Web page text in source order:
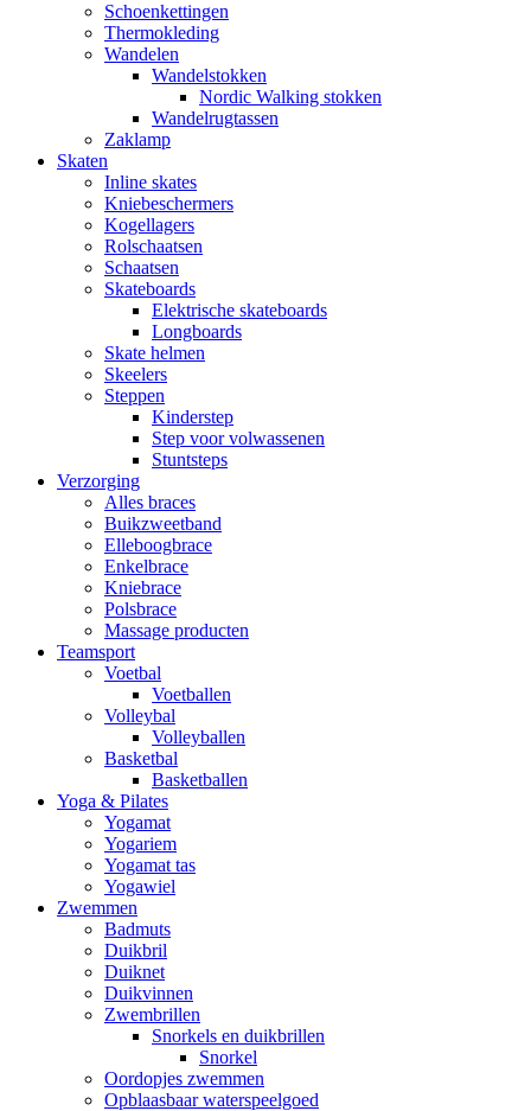
Schoenkettingen
Thermokleding
Wandelen
Wandelstokken
Nordic Walking stokken
Wandelrugtassen
Zaklamp
Skaten
Inline skates
Kniebeschermers
Kogellagers
Rolschaatsen
Schaatsen
Skateboards
Elektrische skateboards
Longboards
Skate helmen
Skeelers
Steppen
Kinderstep
Step voor volwassenen
Stuntsteps
Verzorging
Alles braces
Buikzweetband
Elleboogbrace
Enkelbrace
Kniebrace
Polsbrace
Massage producten
Teamsport
Voetbal
Voetballen
Volleybal
Volleyballen
Basketbal
Basketballen
Yoga & Pilates
Yogamat
Yogariem
Yogamat tas
Yogawiel
Zwemmen
Badmuts
Duikbril
Duiknet
Duikvinnen
Zwembrillen
Snorkels en duikbrillen
Snorkel
Oordopjes zwemmen
Opblaasbaar waterspeelgoed